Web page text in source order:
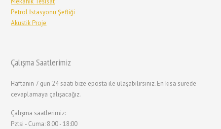
Petrol İstasyonu Şefliği
Akustik Proje
Çalışma Saatlerimiz
Haftanın 7 gün 24 saati bize eposta ile ulaşabilirsiniz. En kısa sürede
cevaplamaya çalışacağız.
Çalışma saatlerimiz:
Pztsi - Cuma: 8:00 - 18:00